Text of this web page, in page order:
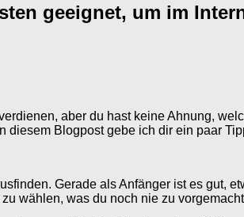
geeignet, um im
aber du hast keine Ahnung,
Blogpost gebe ich dir ein paar
Gerade als Anfänger ist es gut,
wählen, was du noch nie zu